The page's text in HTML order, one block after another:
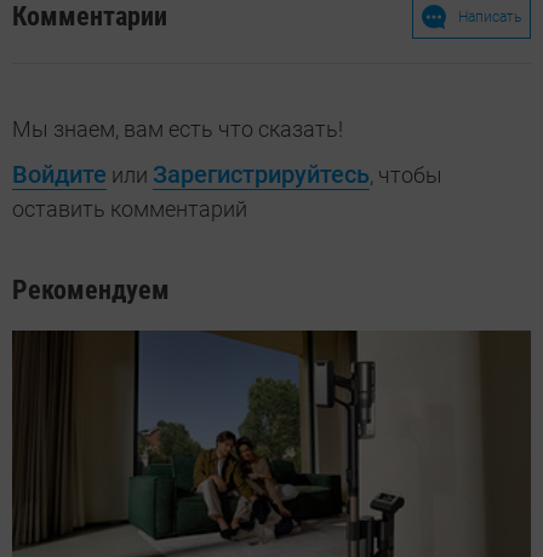
Комментарии Написать
Мы знаем, вам есть что сказать!
Войдите или Зарегистрируйтесь, чтобы
оставить комментарий
Рекомендуем